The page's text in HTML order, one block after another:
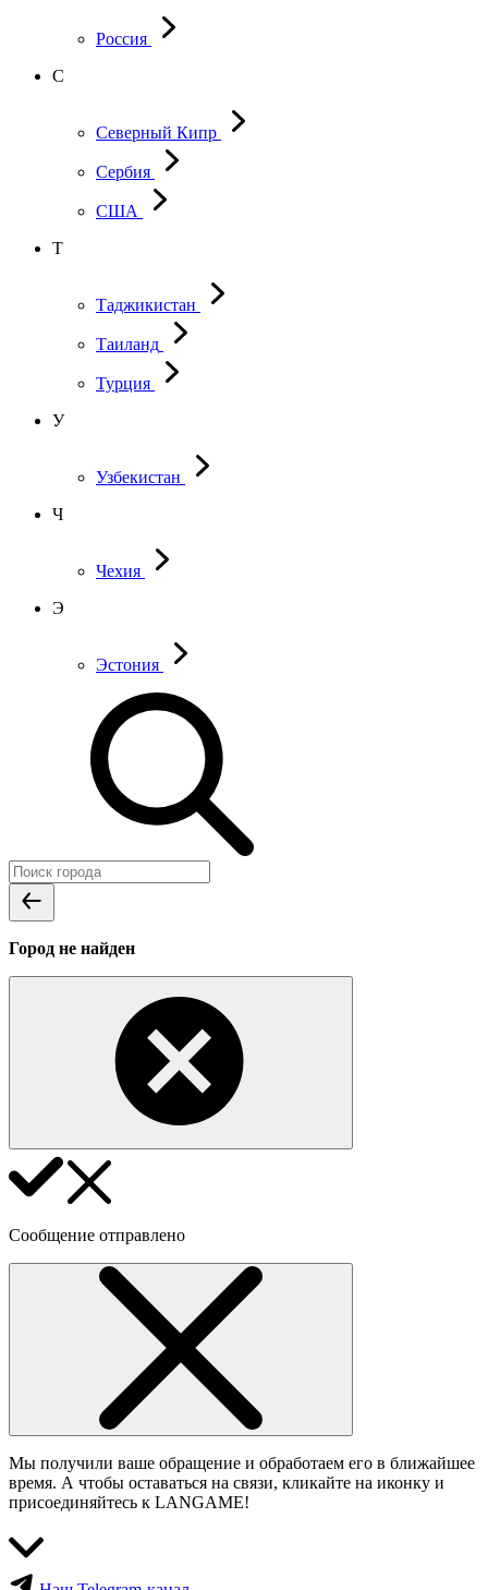
Россия
С
Северный Кипр
Сербия
США
Т
Таджикистан
Таиланд
Турция
У
Узбекистан
Ч
Чехия
Э
Эстония
Город не найден
Сообщение отправлено
Мы получили ваше обращение и обработаем его в ближайшее
время. А чтобы оставаться на связи, кликайте на иконку и
присоединяйтесь к LANGAME!